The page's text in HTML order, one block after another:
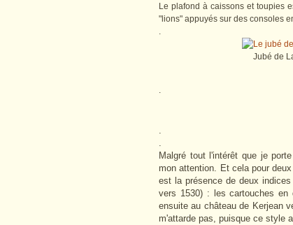
Le plafond à caissons et toupies
"lions" appuyés sur des consoles
.
Jubé de
.
.
.
Malgré tout l'intérêt que je
mon attention. Et cela pour
est la présence de deux
vers 1530) : les cartouches en
ensuite au château de Kerjean
m'attarde pas, puisque ce style